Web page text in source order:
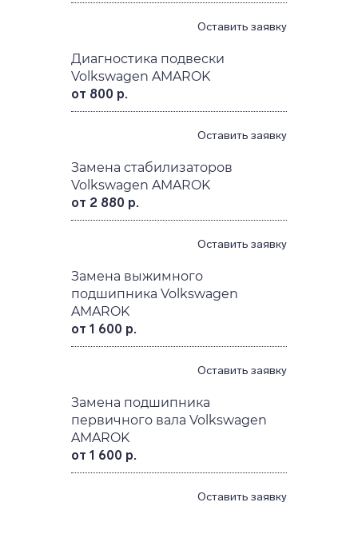
Оставить заявку
Диагностика подвески
Volkswagen AMAROK
от 800 р.
Оставить заявку
Замена стабилизаторов
Volkswagen AMAROK
от 2 880 р.
Оставить заявку
Замена выжимного
подшипника Volkswagen
AMAROK
от 1 600 р.
Оставить заявку
Замена подшипника
первичного вала Volkswagen
AMAROK
от 1 600 р.
Оставить заявку